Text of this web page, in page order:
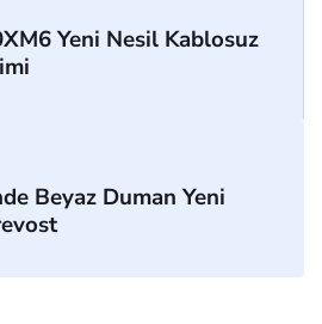
Yeni Nesil Kablosuz
Beyaz Duman Yeni